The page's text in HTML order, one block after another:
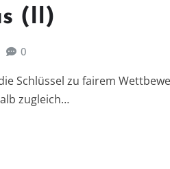
(II)
0
Schlüssel zu fairem
zugleich…